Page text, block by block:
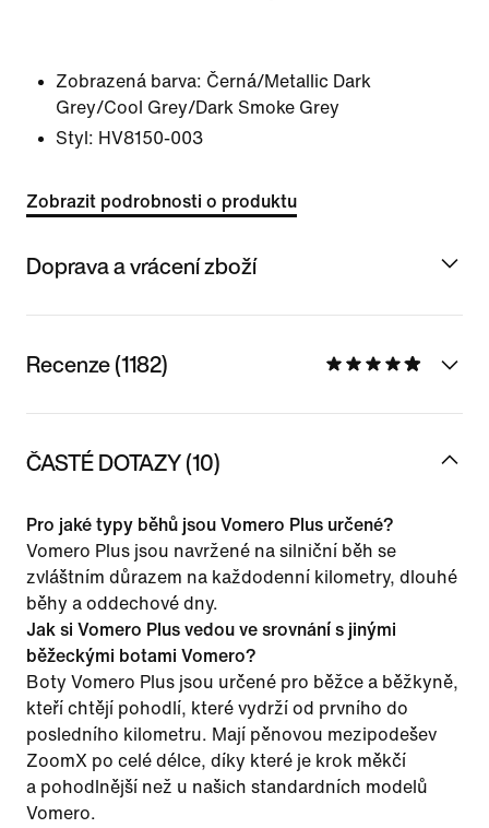
Zobrazená barva: Černá/Metallic Dark
Grey/Cool Grey/Dark Smoke Grey
Styl: HV8150-003
Zobrazit podrobnosti o produktu
Doprava a vrácení zboží
Recenze (1182)
ČASTÉ DOTAZY (10)
Pro jaké typy běhů jsou Vomero Plus určené?
Vomero Plus jsou navržené na silniční běh se
zvláštním důrazem na každodenní kilometry, dlouhé
běhy a oddechové dny.
Jak si Vomero Plus vedou ve srovnání s jinými
běžeckými botami Vomero?
Boty Vomero Plus jsou určené pro běžce a běžkyně,
kteří chtějí pohodlí, které vydrží od prvního do
posledního kilometru. Mají pěnovou mezipodešev
ZoomX po celé délce, díky které je krok měkčí
a pohodlnější než u našich standardních modelů
Vomero.